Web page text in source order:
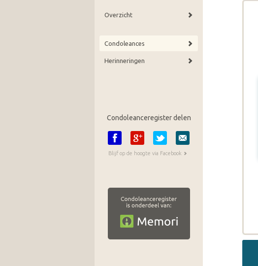
Overzicht
Condoleances
Herinneringen
Condoleanceregister delen
Blijf op de hoogte via Facebook